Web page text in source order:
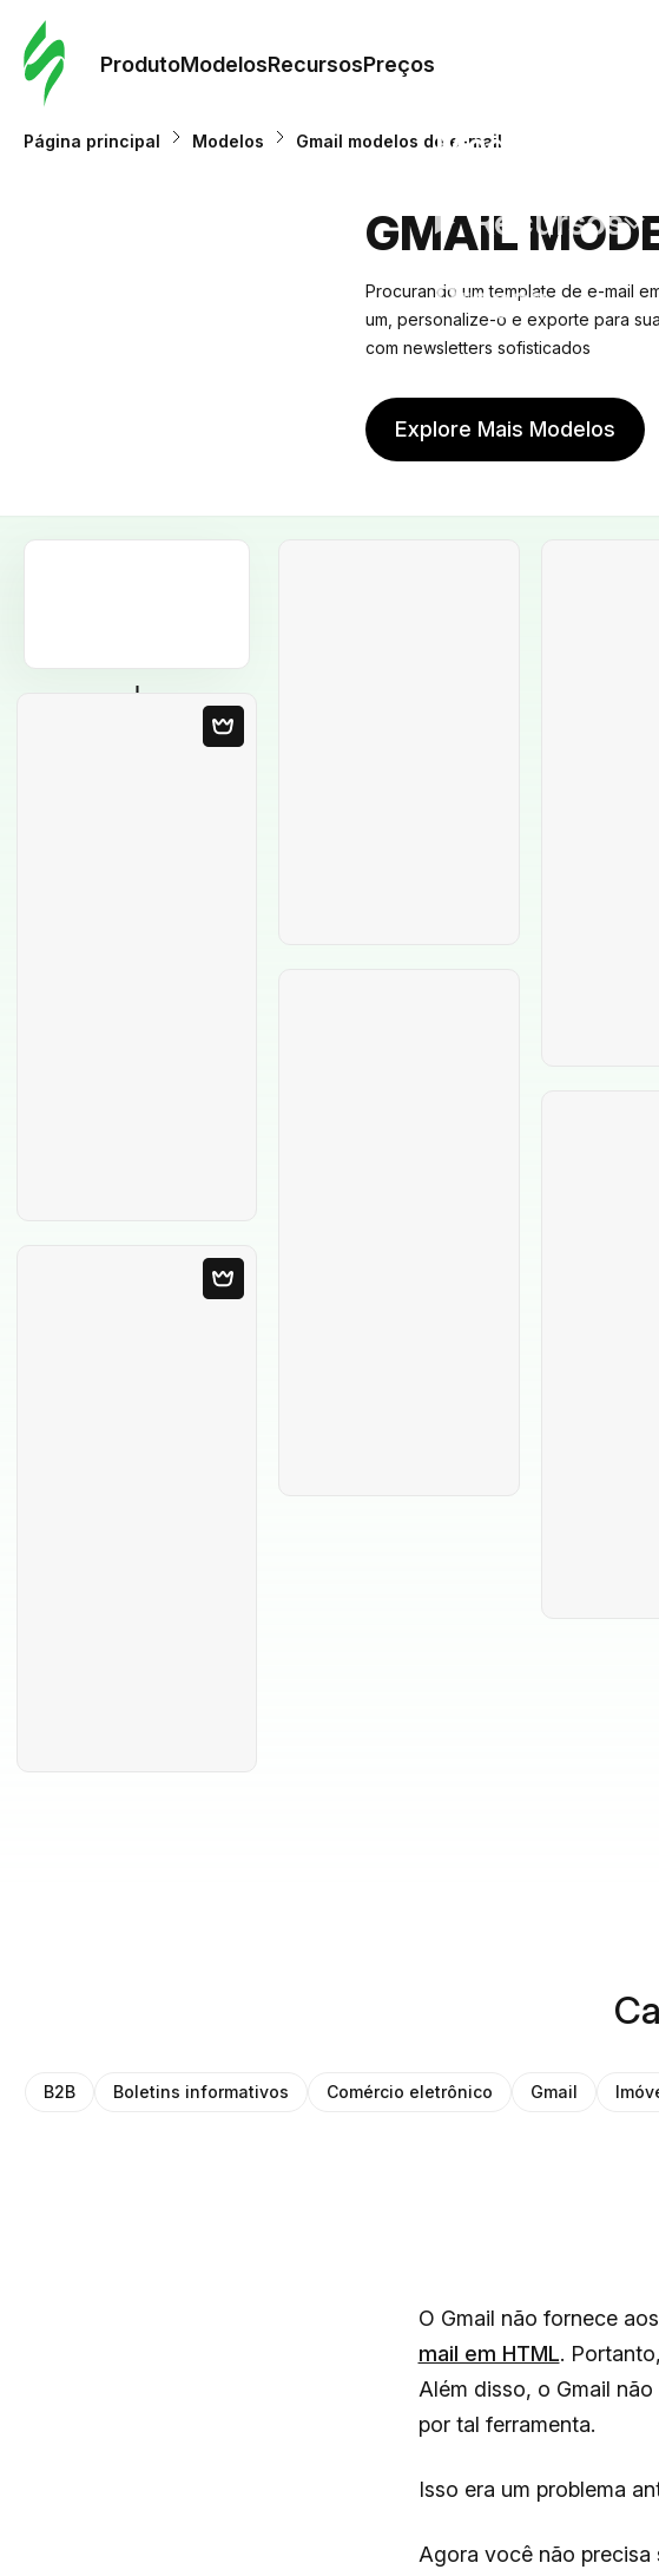
ProdutoModelosRecursosPreços
Modelos
Recursos
Preços
Página principal Modelos Gmail modelos de e-mail
GMAIL
Procurando um template de e-mail
um, personalize-o e exporte para
com newsletters sofisticados
Explore Mais Modelos
B2B Boletins informativos Comércio eletrônico Gmail
O Gmail não fornece
mail em HTML.
Além disso, o Gmail
por tal ferramenta.
Isso era um problema
Agora você não precisa